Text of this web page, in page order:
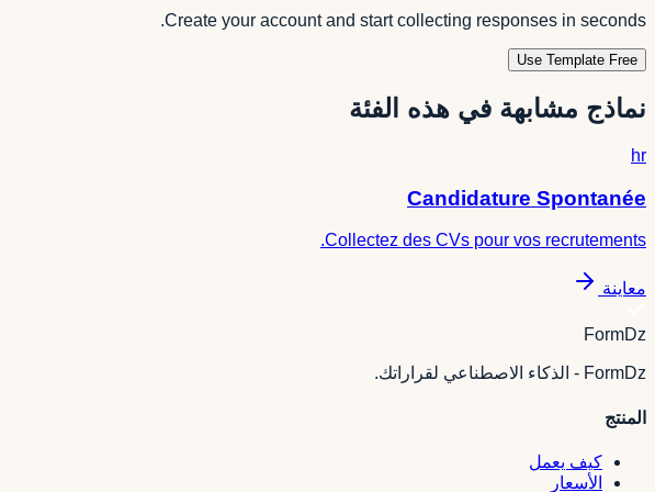
Create your account and start collecting responses in seconds.
Use Template Free
نماذج مشابهة في هذه الفئة
hr
Candidature Spontanée
Collectez des CVs pour vos recrutements.
معاينة
FormDz
FormDz - الذكاء الاصطناعي لقراراتك.
المنتج
كيف يعمل
الأسعار